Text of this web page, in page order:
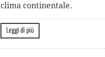
clima continentale.
Leggi di più